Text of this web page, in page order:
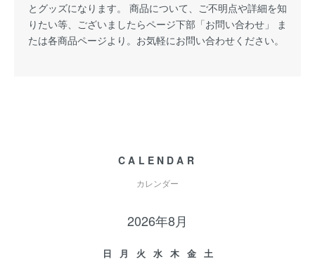
とグッズになります。 商品について、ご不明点や詳細を知
りたい等、ございましたらページ下部「お問い合わせ」 ま
たは各商品ページより。お気軽にお問い合わせください。
CALENDAR
カレンダー
2026年8月
日 月 火 水 木 金
土